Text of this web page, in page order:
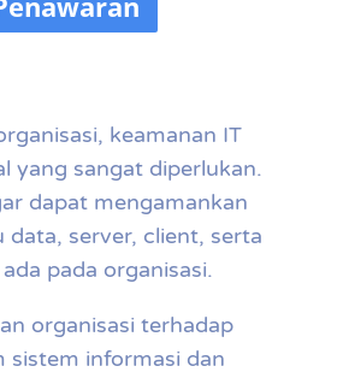
keamanan IT
yang sangat diperlukan.
dapat mengamankan
data, server, client, serta
pada organisasi.
organisasi terhadap
sistem informasi dan